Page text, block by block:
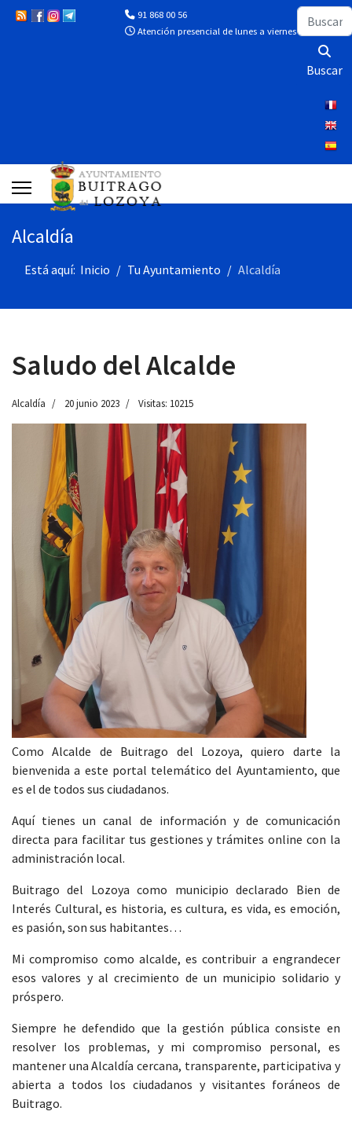
91 868 00 56
Atención presencial de lunes a viernes de 10:00 a
Buscar
Buscar
Alcaldía
Está aquí: Inicio Tu Ayuntamiento Alcaldía
Saludo del Alcalde
Alcaldía 20 junio 2023 Visitas: 10215
Como Alcalde de Buitrago del Lozoya, quiero darte la
bienvenida a este portal telemático del Ayuntamiento, que
es el de todos sus ciudadanos.
Aquí tienes un canal de información y de comunicación
directa para facilitar tus gestiones y trámites online con la
administración local.
Buitrago del Lozoya como municipio declarado Bien de
Interés Cultural, es historia, es cultura, es vida, es emoción,
es pasión, son sus habitantes…
Mi compromiso como alcalde, es contribuir a engrandecer
esos valores y al crecimiento de un municipio solidario y
próspero.
Siempre he defendido que la gestión pública consiste en
resolver los problemas, y mi compromiso personal, es
mantener una Alcaldía cercana, transparente, participativa y
abierta a todos los ciudadanos y visitantes foráneos de
Buitrago.